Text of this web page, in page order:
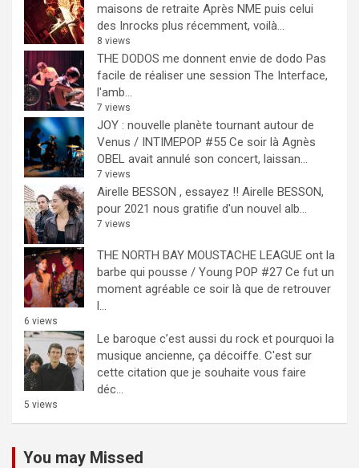
maisons de retraite Après NME puis celui
des Inrocks plus récemment, voilà...
8 views
THE DODOS me donnent envie de dodo Pas
facile de réaliser une session The Interface,
l'amb...
7 views
JOY : nouvelle planète tournant autour de
Venus / INTIMEPOP #55 Ce soir là Agnès
OBEL avait annulé son concert, laissan...
7 views
Airelle BESSON , essayez !! Airelle BESSON,
pour 2021 nous gratifie d'un nouvel alb...
7 views
THE NORTH BAY MOUSTACHE LEAGUE ont la
barbe qui pousse / Young POP #27 Ce fut un
moment agréable ce soir là que de retrouver
l...
6 views
Le baroque c’est aussi du rock et pourquoi la
musique ancienne, ça décoiffe. C'est sur
cette citation que je souhaite vous faire
déc...
5 views
You may Missed